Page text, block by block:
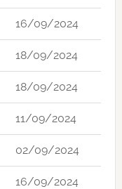
16/09/2024
18/09/2024
18/09/2024
11/09/2024
02/09/2024
16/09/2024